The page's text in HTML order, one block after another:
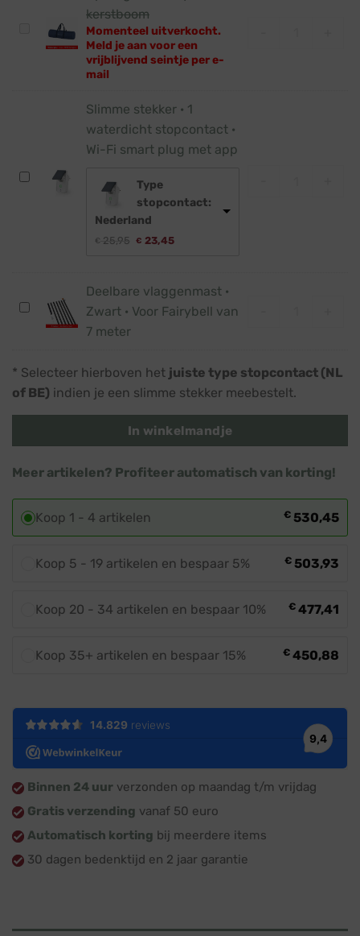
Opbergtas
kerstboom
Momenteel uitverkocht.
Meld je aan voor een
vrijblijvend seintje per e-
mail
Slimme
Wi-
met
app
Slimme stekker · 1
waterdicht stopcontact ·
Wi-Fi smart plug met app
Type
stopcontact:
Nederland
€ 25,95 Oorspronkelijke
€ 23,45Huidige
Deelbare
vlaggenmast
Voor
Fairybell
meter
Deelbare vlaggenmast ·
Zwart · Voor Fairybell van
7 meter
* Selecteer hierboven het juiste type stopcontact (NL
of BE) indien je een slimme stekker meebestelt.
In winkelmandje
Meer artikelen? Profiteer automatisch van korting!
Koop 1 - 4 artikelen € 530,45
Koop 5 - 19 artikelen en bespaar 5% € 503,93
Koop 20 - 34 artikelen en bespaar 10% € 477,41
Koop 35+ artikelen en bespaar 15% € 450,88
Binnen 24 uur verzonden op maandag t/m vrijdag
Gratis verzending vanaf 50 euro
Automatisch korting bij meerdere items
30 dagen bedenktijd en 2 jaar garantie